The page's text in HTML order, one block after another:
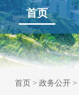
首页
首页 > 政务公开 >